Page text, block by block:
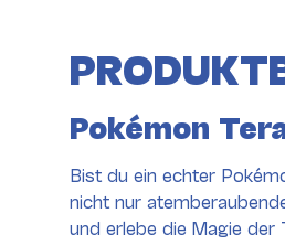
Pokémon
Bist du ein echter
nicht nur
und erlebe die Magie der